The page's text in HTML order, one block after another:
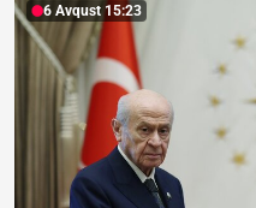
6 Avqust 15:23